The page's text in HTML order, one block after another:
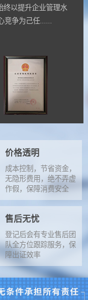
终以提升企业管理水
竞争为己任......
价格透明
成本控制，节省资金，
无隐形费用，绝不弄虚
作假，保障消费安全
售后无忧
登记后会有专业售后团
队全方位跟踪服务，保
障出证效率